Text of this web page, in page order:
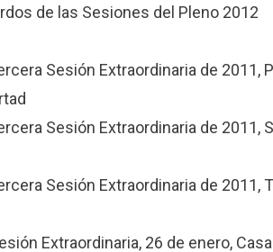
de las Sesiones del Pleno 2012
Sesión Extraordinaria de 2011,
Sesión Extraordinaria de 2011,
Sesión Extraordinaria de 2011,
Extraordinaria, 26 de enero,